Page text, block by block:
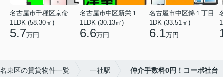
1LDK (58.30㎡)
5.7万円
1LDK (30.13㎡)
6.6万円
名古屋市中区錦１丁目
1DK (33.51㎡)
6.1万円
東区の賃貸物件一覧 一社駅 仲介手数料0円！コーポ社台